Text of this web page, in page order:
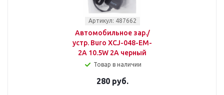
Артикул: 487662
Автомобильное зар./
устр. Buro XCJ-048-EM-
2A 10.5W 2A черный
Товар в наличии
280 руб.